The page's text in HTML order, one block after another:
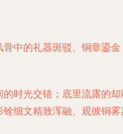
中的礼器斑驳、铜章鎏
时光交错；底里流露的
细文精致浑融、观彼铜